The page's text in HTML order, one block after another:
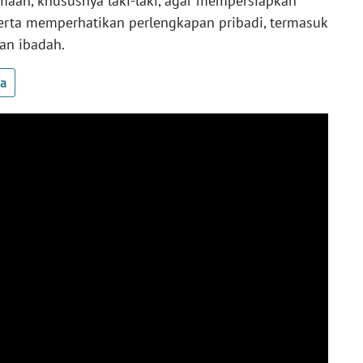
memperhatikan perlengkapan pribadi, termasuk
ibadah.